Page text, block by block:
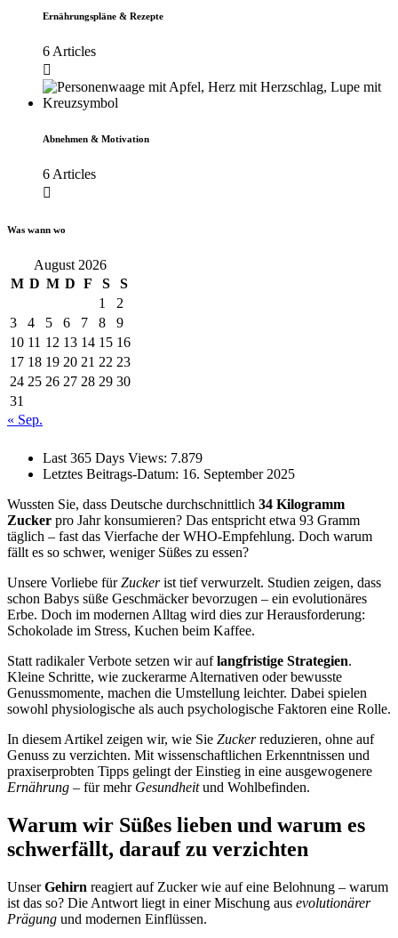
Ernährungspläne & Rezepte
6 Articles
Abnehmen & Motivation
6 Articles
Was wann wo
August 2026
M D M D F S
S
1
2
3
4 5 6 7 8
9
10 11 12 13 14 15 16
17 18 19 20 21 22 23
24 25 26 27 28 29 30
31
« Sep.
Last 365 Days Views: 7.879
Letztes Beitrags-Datum: 16. September 2025
Wussten Sie, dass Deutsche durchschnittlich 34 Kilogramm
Zucker pro Jahr konsumieren? Das entspricht etwa 93 Gramm
täglich – fast das Vierfache der WHO-Empfehlung. Doch warum
fällt es so schwer, weniger Süßes zu essen?
Unsere Vorliebe fürZuckerist tief verwurzelt. Studien zeigen, dass
schon Babys süße Geschmäcker bevorzugen – ein evolutionäres
Erbe. Doch im modernen Alltag wird dies zur Herausforderung:
Schokolade im Stress, Kuchen beim Kaffee.
Statt radikaler Verbote setzen wir auflangfristige Strategien.
Kleine Schritte, wie zuckerarme Alternativen oder bewusste
Genussmomente, machen die Umstellung leichter. Dabei spielen
sowohl physiologische als auch psychologische Faktoren eine Rolle.
In diesem Artikel zeigen wir, wie Sie Zuckerreduzieren, ohne auf
Genuss zu verzichten. Mit wissenschaftlichen Erkenntnissen und
praxiserprobten Tipps gelingt der Einstieg in eine ausgewogenere
Ernährung – für mehr Gesundheitund Wohlbefinden.
Warum wir Süßes lieben und warum es
schwerfällt, darauf zu verzichten
UnserGehirn reagiert auf Zucker wie auf eine Belohnung – warum
ist das so? Die Antwort liegt in einer Mischung aus evolutionärer
Prägung und modernen Einflüssen.